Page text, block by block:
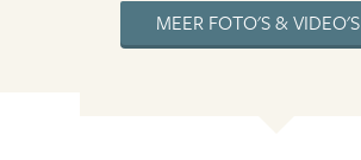
MEER FOTO'S & VIDEO'S